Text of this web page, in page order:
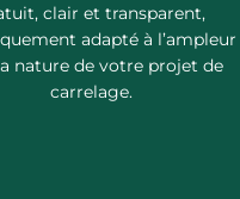
clair et transparent,
adapté à l’ampleur
nature de votre projet de
carrelage.